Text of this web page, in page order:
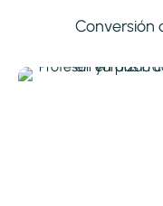
Conversión